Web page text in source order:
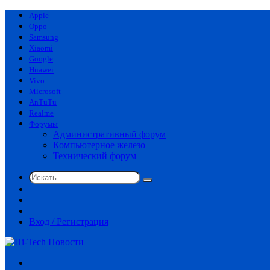
Apple
Oppo
Samsung
Xiaomi
Google
Huawei
Vivo
Microsoft
AnTuTu
Realme
Форумы
Административный форум
Компьютерное железо
Технический форум
Искать
статья
Вход / Регистрация